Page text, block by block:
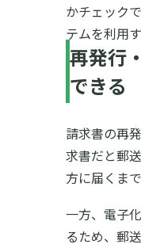
かチェック
テムを利用
再発行
できる
請求書の再
求書だと郵
方に届くま
一方、電子
るため、郵